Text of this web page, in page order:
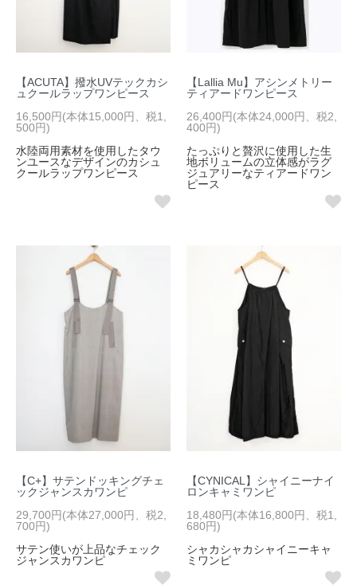
【ACUTA】撥水UVテックカシ
ュクールラップワンピース
16,500円(本体15,000円、税1,
500円)
水陸両用素材を使用したタウ
ンユースなデザインのカシュ
クールラップワンピース
【Lallia Mu】アシンメトリー
ティアードワンピース
26,400円(本体24,000円、税2,
400円)
たっぷりと贅沢に使用した生
地ボリュームの立体感がラグ
ジュアリーなティアードワン
ピース
【C+】サテンドッキングチェ
ックジャンスカワンピ
29,700円(本体27,000円、税2,
700円)
サテン使いが上品なチェック
ジャンスカワンピ
【CYNICAL】シャイニーナイ
ロンキャミワンピ
18,480円(本体16,800円、税1,
680円)
シャカシャカシャイニーキャ
ミワンピ